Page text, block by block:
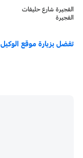
الفجيرة شارع حليفات
الفجيرة
تفضل بزيارة موقع الوكيل